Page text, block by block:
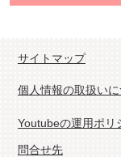
サイトマップ
個人情報の取扱いに
Youtubeの運用ポリ
問合せ先